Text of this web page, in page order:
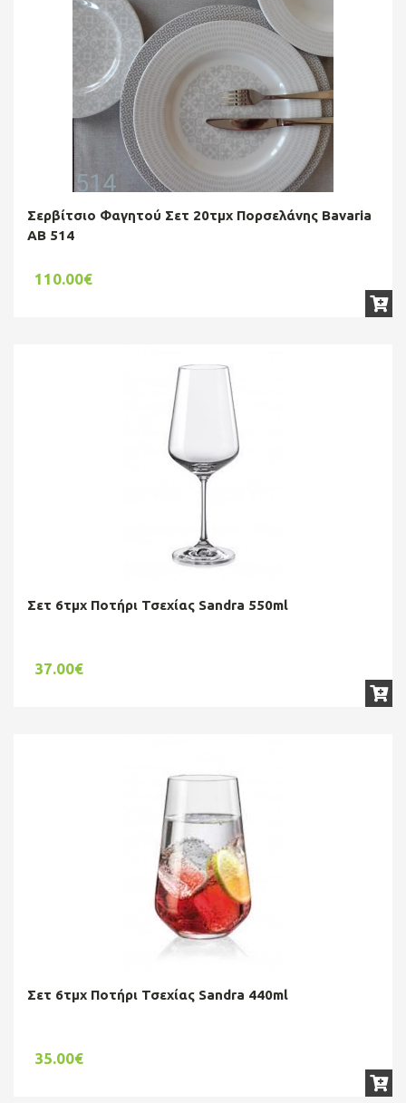
Σερβίτσιο Φαγητού Σετ 20τμχ Πορσελάνης Bavaria
AB 514
110.00€
Σετ 6τμχ Ποτήρι Τσεχίας Sandra 550ml
37.00€
Σετ 6τμχ Ποτήρι Τσεχίας Sandra 440ml
35.00€